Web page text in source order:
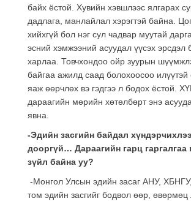
байх ёстой. Хувийн хэвшлээс ялгарах
дадлага, манлайлал хэрэгтэй байна.
хийхгүй бол нэг сул чадвар муутай
эсний хэмжээний асуудал үүсэх эрсдэл
харлаа. Товчхондоо ойр зуурын
байгаа ажилд саад болохоосоо илүүтэй
яаж өөрчлөх вэ гэдгээ л бодох ёстой.
дараагийн мөрийн хөтөлбөрт энэ
явна.
-Эдийн засгийн байдал
дооргүй… Дараагийн гарц гаргалгаа
зүйл байна уу?
-Монгол Улсын эдийн засаг АНУ,
том эдийн засгийг бодвол өөр, өвөрмөц